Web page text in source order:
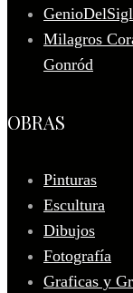
Milagros
Gonród
OBRAS
Pinturas
Escultura
Dibujos
Fotografía
Graficas y